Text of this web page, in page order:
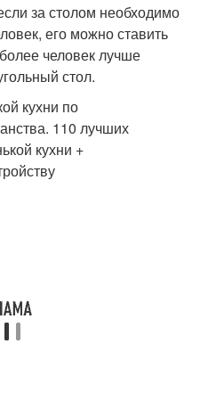
за столом необходимо
его можно ставить
человек лучше
стол.